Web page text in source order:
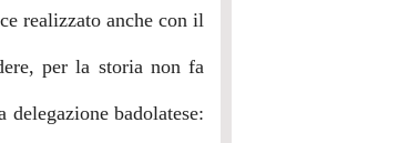
realizzato anche con il
per la storia non fa
badolatese: